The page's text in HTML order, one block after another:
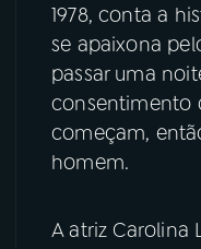
08PRÊMIO
ACOMPANHE A RÁDIO
Instagram
1978, conta a
se apaixona
passar uma
consentimento
começam,
homem.
A atriz Carolina